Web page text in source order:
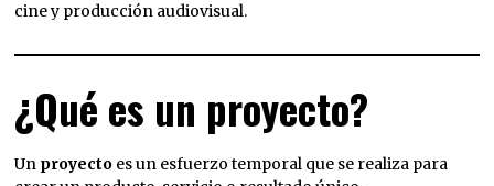
cine y producción audiovisual.
¿Qué es un proyecto?
Un proyecto es un esfuerzo temporal que se realiza para